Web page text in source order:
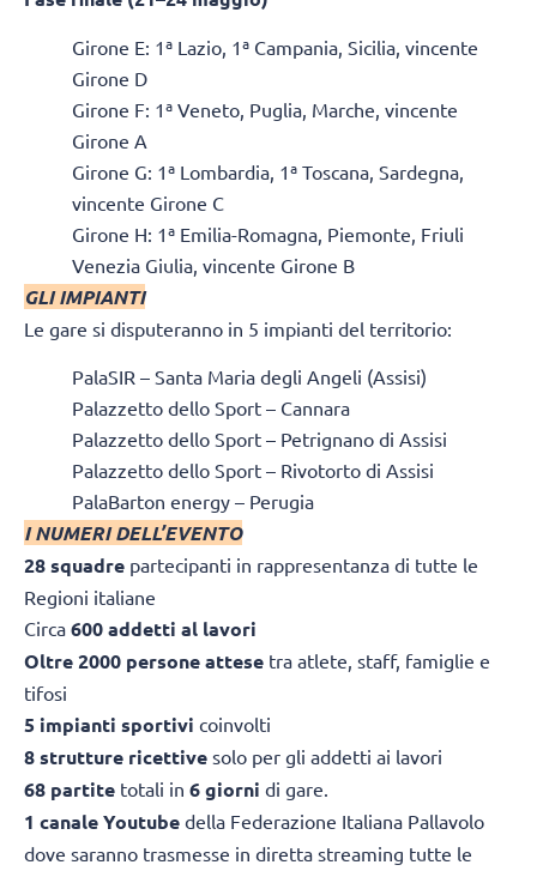
Girone E: 1ª Lazio, 1ª Campania, Sicilia, vincente
Girone D
Girone F: 1ª Veneto, Puglia, Marche, vincente
Girone A
Girone G: 1ª Lombardia, 1ª Toscana, Sardegna,
vincente Girone C
Girone H: 1ª Emilia-Romagna, Piemonte, Friuli
Venezia Giulia, vincente Girone B
GLI IMPIANTI
Le gare si disputeranno in 5 impianti del territorio:
PalaSIR – Santa Maria degli Angeli (Assisi)
Palazzetto dello Sport – Cannara
Palazzetto dello Sport – Petrignano di Assisi
Palazzetto dello Sport – Rivotorto di Assisi
PalaBarton energy – Perugia
I NUMERI DELL’EVENTO
28 squadre partecipanti in rappresentanza di tutte le
Regioni italiane
Circa 600 addetti al lavori
Oltre 2000 persone attese tra atlete, staff, famiglie e
tifosi
5 impianti sportivi coinvolti
8 strutture ricettive solo per gli addetti ai lavori
68 partite totali in 6 giorni di gare.
1 canale Youtube della Federazione Italiana Pallavolo
dove saranno trasmesse in diretta streaming tutte le